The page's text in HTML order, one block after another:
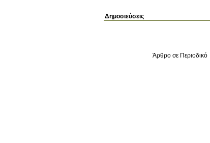
Δημοσιεύσεις
Άρθρο σε Περιοδικό